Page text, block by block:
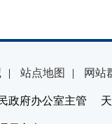
| 站点地图 | 网站
政府办公室主管 天